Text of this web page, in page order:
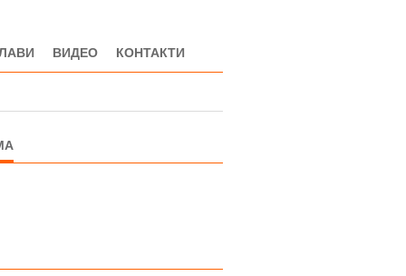
ВИДЕО КОНТАКТИ